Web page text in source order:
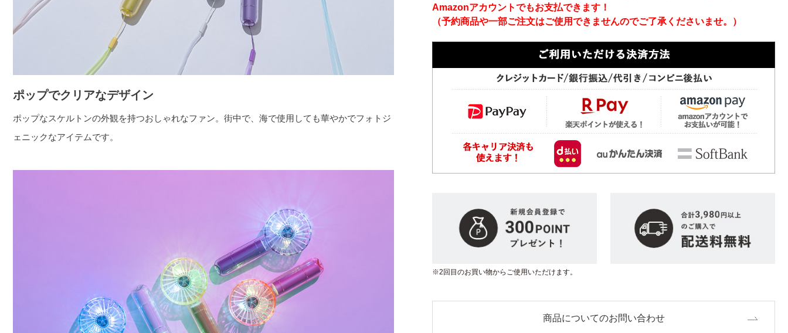
ポップでクリアなデザイン
ポップなスケルトンの外観を持つおしゃれなファン。街中で、海で使用しても華やかでフォトジ
ェニックなアイテムです。
Amazonアカウントでもお支払できます！
（予約商品や一部ご注文はご使用できませんのでご了承くださいませ。）
※2回目のお買い物からご使用いただけます。
商品についてのお問い合わせ